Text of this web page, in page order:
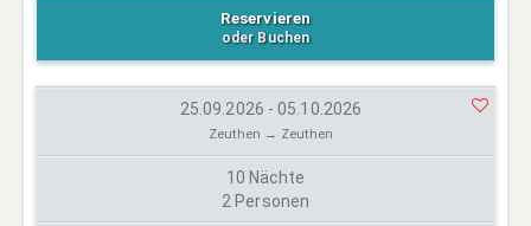
Reservieren
oder Buchen
25.09.2026 - 05.10.2026
Zeuthen → Zeuthen
10 Nächte
2 Personen